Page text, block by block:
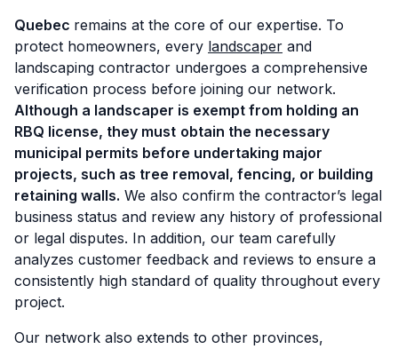
Quebec remains at the core of our expertise. To
protect homeowners, every landscaper and
landscaping contractor undergoes a comprehensive
verification process before joining our network.
Although a landscaper is exempt from holding an
RBQ license, they must obtain the necessary
municipal permits before undertaking major
projects, such as tree removal, fencing, or building
retaining walls. We also confirm the contractor’s legal
business status and review any history of professional
or legal disputes. In addition, our team carefully
analyzes customer feedback and reviews to ensure a
consistently high standard of quality throughout every
project.
Our network also extends to other provinces,